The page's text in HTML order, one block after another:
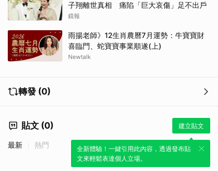
子翔離世真相 痛陷「巨大哀傷」足不出戶
鏡報
雨揚老師》12生肖農曆7月運勢：牛寶寶財
喜臨門、蛇寶寶事業順遂(上)
Newtalk
轉發 (0)
貼文 (0) 建立貼文
全新體驗！一鍵引用此內容，透過發布貼
文來輕鬆表達個人立場。
最新 熱門